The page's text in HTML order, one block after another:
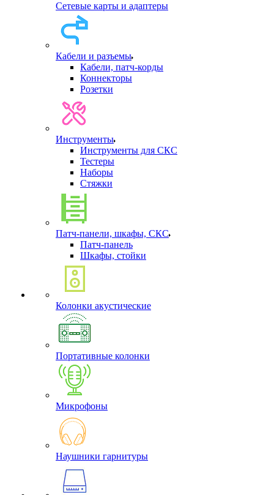
Сетевые карты и адаптеры
Кабели и разъемы
Кабели, патч-корды
Коннекторы
Розетки
Инструменты
Инструменты для СКС
Тестеры
Наборы
Стяжки
Патч-панели, шкафы, СКС
Патч-панель
Шкафы, стойки
Колонки акустические
Портативные колонки
Микрофоны
Наушники гарнитуры